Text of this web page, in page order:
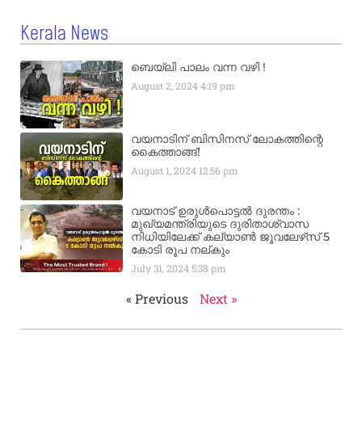
Kerala News
ബെയ്‌ലി പാലം വന്ന വഴി !
August 2, 20244:19 pm
വയനാടിന് ബിസിനസ് ലോകത്തിന്റെ
കൈത്താങ്ങ്!
August 1, 2024 12:56 pm
വയനാട് ഉരുള്‍പൊട്ടൽ ദുരന്തം :
മുഖ്യമന്ത്രിയുടെ ദുരിതാശ്വാസ
നിധിയിലേക്ക് കല്യാണ്‍ ജൂവലേഴ്‌സ് 5
കോടി രൂപ നല്‌കും
July 31, 20245:38 pm
« Previous Next »